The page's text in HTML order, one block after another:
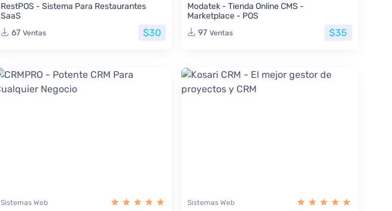
RestPOS - Sistema Para Restaurantes
SaaS
67 Ventas $30
Modatek - Tienda Online CMS -
Marketplace - POS
97 Ventas $35
Sistemas Web Sistemas Web